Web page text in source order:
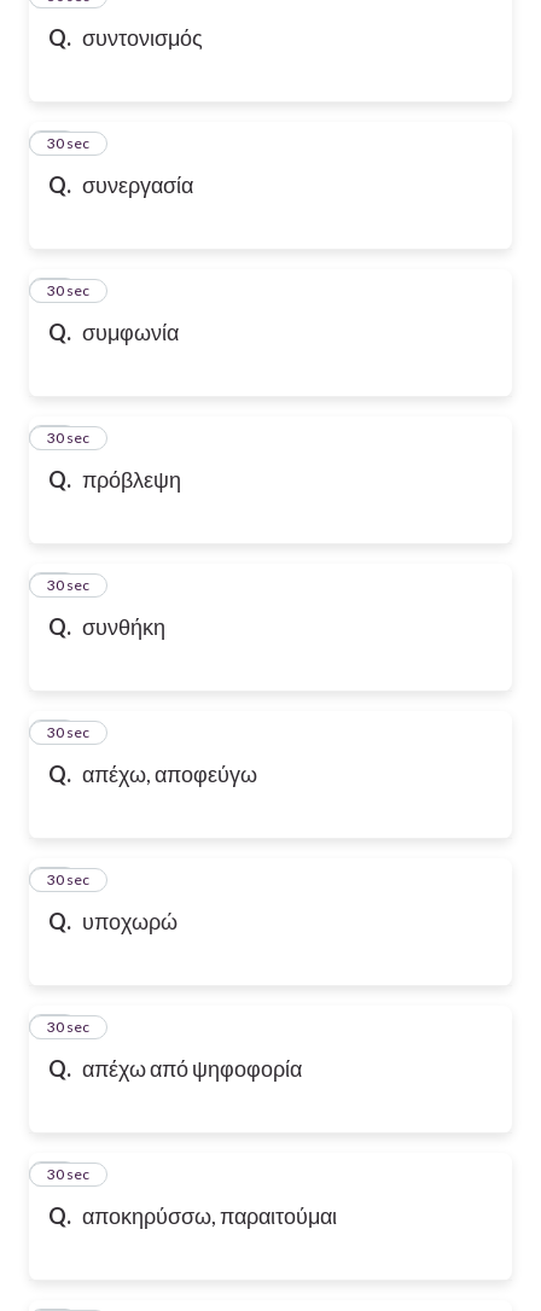
Q. συντονισμός
Q. συνεργασία
47
30 sec
Q. συμφωνία
48
30 sec
Q. πρόβλεψη
49
30 sec
Q. συνθήκη
50
30 sec
Q. απέχω, αποφεύγω
51
30 sec
Q. υποχωρώ
52
30 sec
Q. απέχω από ψηφοφορία
53
30 sec
Q. αποκηρύσσω, παραιτούμαι
54
30 sec